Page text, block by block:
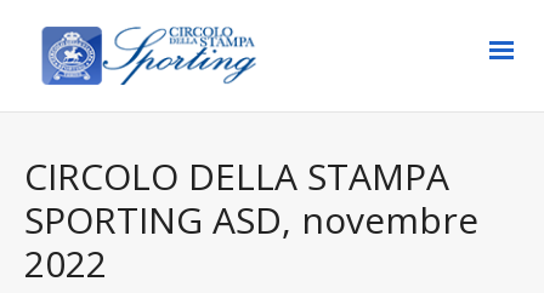
CIRCOLO DELLA STAMPA
SPORTING ASD, novembre
2022